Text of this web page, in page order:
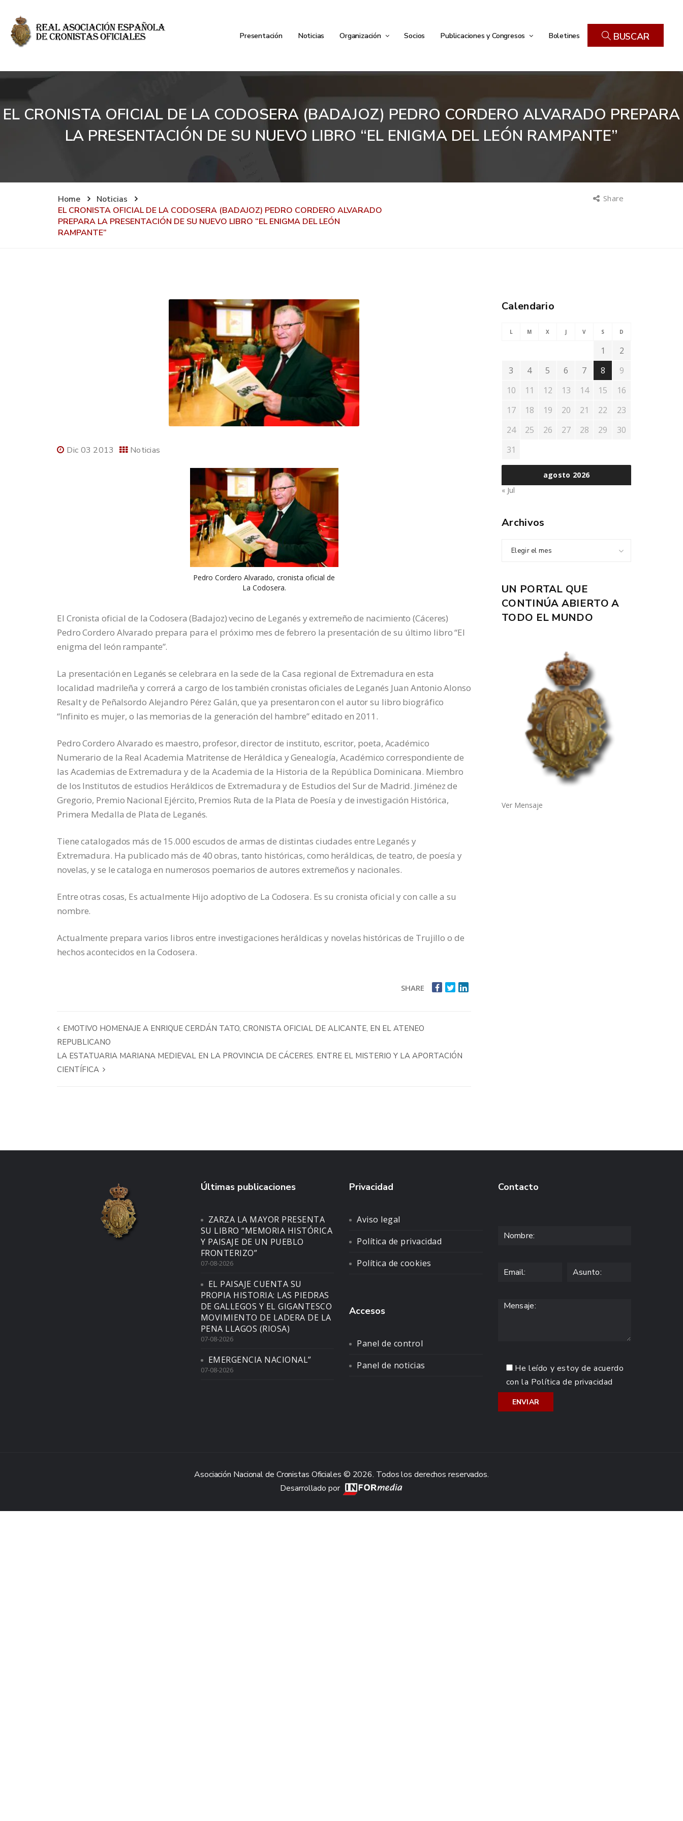
Presentación Noticias Organización Socios Publicaciones y Congresos Boletines BUSCAR
EL CRONISTA OFICIAL DE LA CODOSERA (BADAJOZ) PEDRO CORDERO ALVARADO PREPARA
LA PRESENTACIÓN DE SU NUEVO LIBRO “EL ENIGMA DEL LEÓN RAMPANTE”
Home
Noticias
EL CRONISTA OFICIAL DE LA CODOSERA (BADAJOZ) PEDRO CORDERO ALVARADO
PREPARA LA PRESENTACIÓN DE SU NUEVO LIBRO “EL ENIGMA DEL LEÓN
RAMPANTE”
Share
Dic 03 2013 Noticias
Pedro Cordero Alvarado, cronista oficial de
La Codosera.
El Cronista oficial de la Codosera (Badajoz) vecino de Leganés y extremeño de nacimiento (Cáceres)
Pedro Cordero Alvarado prepara para el próximo mes de febrero la presentación de su último libro “El
enigma del león rampante”.
La presentación en Leganés se celebrara en la sede de la Casa regional de Extremadura en esta
localidad madrileña y correrá a cargo de los también cronistas oficiales de Leganés Juan Antonio Alonso
Resalt y de Peñalsordo Alejandro Pérez Galán, que ya presentaron con el autor su libro biográfico
“Infinito es mujer, o las memorias de la generación del hambre” editado en 2011.
Pedro Cordero Alvarado es maestro, profesor, director de instituto, escritor, poeta, Académico
Numerario de la Real Academia Matritense de Heráldica y Genealogía, Académico correspondiente de
las Academias de Extremadura y de la Academia de la Historia de la República Dominicana. Miembro
de los Institutos de estudios Heráldicos de Extremadura y de Estudios del Sur de Madrid. Jiménez de
Gregorio, Premio Nacional Ejército, Premios Ruta de la Plata de Poesía y de investigación Histórica,
Primera Medalla de Plata de Leganés.
Tiene catalogados más de 15.000 escudos de armas de distintas ciudades entre Leganés y
Extremadura. Ha publicado más de 40 obras, tanto históricas, como heráldicas, de teatro, de poesía y
novelas, y se le cataloga en numerosos poemarios de autores extremeños y nacionales.
Entre otras cosas, Es actualmente Hijo adoptivo de La Codosera. Es su cronista oficial y con calle a su
nombre.
Actualmente prepara varios libros entre investigaciones heráldicas y novelas históricas de Trujillo o de
hechos acontecidos en la Codosera.
SHARE
EMOTIVO HOMENAJE A ENRIQUE CERDÁN TATO, CRONISTA OFICIAL DE ALICANTE, EN EL ATENEO
REPUBLICANO
LA ESTATUARIA MARIANA MEDIEVAL EN LA PROVINCIA DE CÁCERES. ENTRE EL MISTERIO Y LA APORTACIÓN
CIENTÍFICA
Calendario
agosto 2026
L M X J V S D
1
2
3
4 5 6 7 8
9
10
11 12 13 14 15
16
17
18 19 20 21 22
23
24
25 26 27 28 29
30
31
« Jul
Archivos
Elegir el mes
UN PORTAL QUE
CONTINÚA ABIERTO A
TODO EL MUNDO
Ver Mensaje
Últimas publicaciones
ZARZA LA MAYOR PRESENTA
SU LIBRO “MEMORIA HISTÓRICA
Y PAISAJE DE UN PUEBLO
FRONTERIZO”
07-08-2026
EL PAISAJE CUENTA SU
PROPIA HISTORIA: LAS PIEDRAS
DE GALLEGOS Y EL GIGANTESCO
MOVIMIENTO DE LADERA DE LA
PENA LLAGOS (RIOSA)
07-08-2026
EMERGENCIA NACIONAL”
07-08-2026
Privacidad
Aviso legal
Política de privacidad
Política de cookies
Accesos
Panel de control
Panel de noticias
Contacto
He leído y estoy de acuerdo
con la Política de privacidad
Asociación Nacional de Cronistas Oficiales © 2026. Todos los derechos reservados.
Desarrollado por